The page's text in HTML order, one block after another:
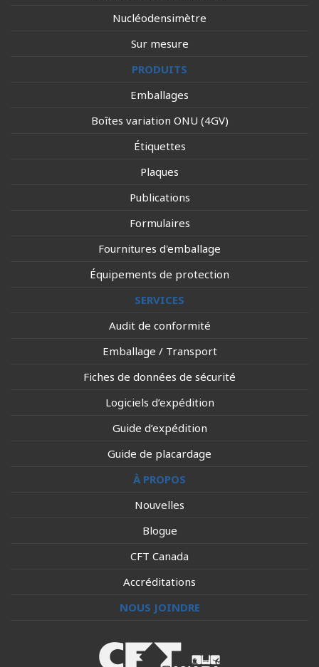
Nucléodensimètre
Sur mesure
PRODUITS
Emballages
Boîtes variation ONU (4GV)
Étiquettes
Plaques
Publications
Formulaires
Fournitures d'emballage
Équipements de protection
SERVICES
Audit de conformité
Emballage / Transport
Fiches de données de sécurité
Logiciels d’expédition
Guide d’expédition
Guide de placardage
À PROPOS
Nouvelles
Blogue
CFT Canada
Accréditations
NOUS JOINDRE